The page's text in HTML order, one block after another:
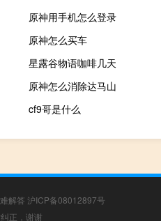
原神用手机怎么登录
原神怎么买车
星露谷物语咖啡几天
原神怎么消除达马山
cf9哥是什么
解答 沪ICP备08012897号
正，谢谢